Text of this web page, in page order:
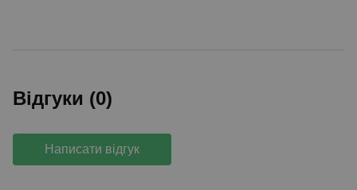
Відгуки (0)
Написати відгук